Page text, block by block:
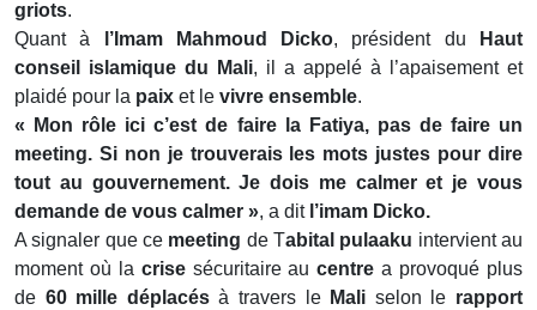
griots.
Quant à
l’Imam Mahmoud Dicko, président du
Haut
conseil islamique du Mali, il a appelé à l’apaisement et
plaidé pour la paix et le vivre ensemble.
« Mon rôle ici c’est de faire la Fatiya, pas de faire un
meeting. Si non je trouverais les mots justes pour dire
tout au gouvernement. Je dois me calmer et je vous
demande de vous calmer », a dit l’imam Dicko.
A signaler que ce meeting de Tabital pulaaku intervient au
moment où la crisesécuritaire aucentre a provoqué plus
de 60 mille déplacésà travers le Mali selon le rapport